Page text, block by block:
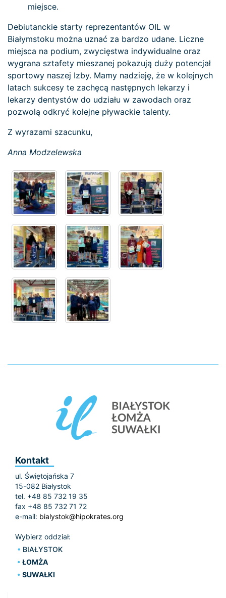
miejsce.
Debiutanckie starty reprezentantów OIL w
Białymstoku można uznać za bardzo udane. Liczne
miejsca na podium, zwycięstwa indywidualne oraz
wygrana sztafety mieszanej pokazują duży potencjał
sportowy naszej Izby. Mamy nadzieję, że w kolejnych
latach sukcesy te zachęcą następnych lekarzy i
lekarzy dentystów do udziału w zawodach oraz
pozwolą odkryć kolejne pływackie talenty.
Z wyrazami szacunku,
Anna Modzelewska
Kontakt
ul. Świętojańska 7
15-082 Białystok
tel. +48 85 732 19 35
fax +48 85 732 71 72
e-mail: bialystok@hipokrates.org
Wybierz oddział:
BIAŁYSTOK
ŁOMŻA
SUWAŁKI